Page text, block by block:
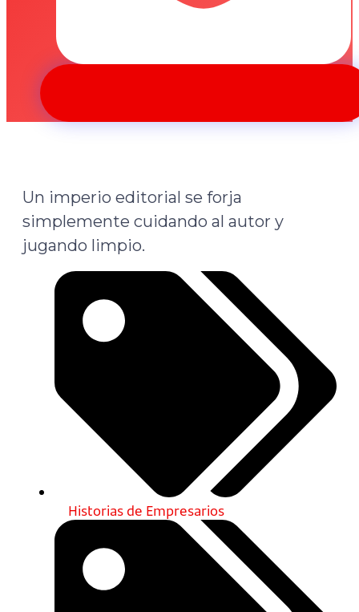
Un imperio editorial se forja
simplemente cuidando al autor y
jugando limpio.
Historias de Empresarios